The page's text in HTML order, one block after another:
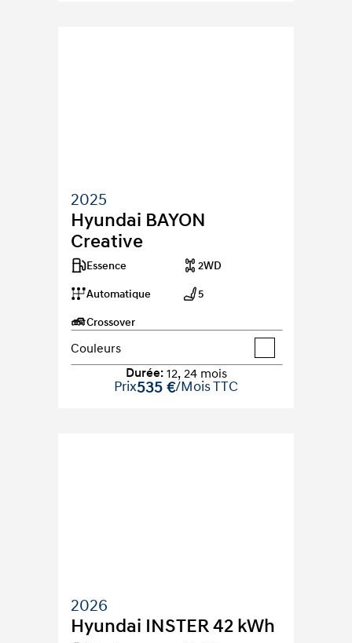
2025
Hyundai BAYON
Creative
Essence 2WD
Automatique 5
Crossover
Couleurs
Durée: 12, 24 mois
Prix535 €/Mois TTC
2026
Hyundai INSTER 42 kWh